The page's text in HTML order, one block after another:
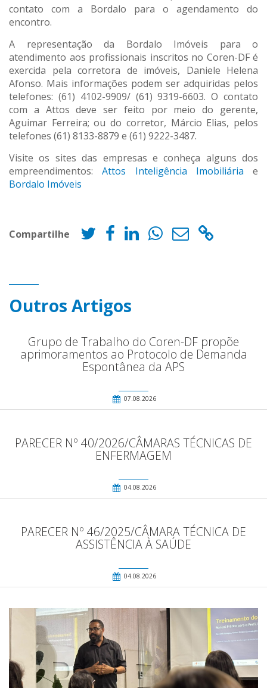
contato com a Bordalo para o agendamento do
encontro.
A representação da Bordalo Imóveis para o
atendimento aos profissionais inscritos no Coren-DF é
exercida pela corretora de imóveis, Daniele Helena
Afonso. Mais informações podem ser adquiridas pelos
telefones: (61) 4102-9909/ (61) 9319-6603. O contato
com a Attos deve ser feito por meio do gerente,
Aguimar Ferreira; ou do corretor, Márcio Elias, pelos
telefones (61) 8133-8879 e (61) 9222-3487.
Visite os sites das empresas e conheça alguns dos
empreendimentos:Attos Inteligência Imobiliária e
Bordalo Imóveis
Compartilhe
Outros Artigos
Grupo de Trabalho do Coren-DF propõe
aprimoramentos ao Protocolo de Demanda
Espontânea da APS
07.08.2026
PARECER Nº 40/2026/CÂMARAS TÉCNICAS DE
ENFERMAGEM
04.08.2026
PARECER Nº 46/2025/CÂMARA TÉCNICA DE
ASSISTÊNCIA À SAÚDE
04.08.2026